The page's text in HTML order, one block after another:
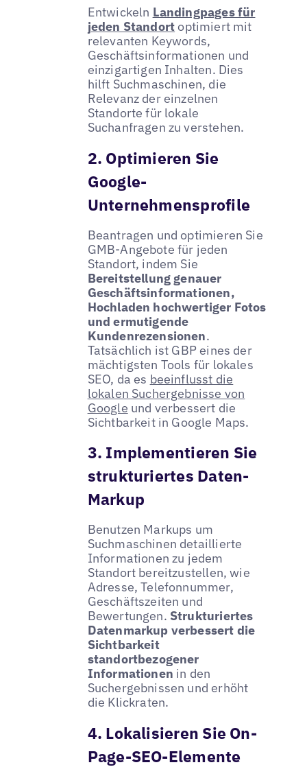
Entwickeln Landingpages für
jeden Standort optimiert mit
relevanten Keywords,
Geschäftsinformationen und
einzigartigen Inhalten. Dies
hilft Suchmaschinen, die
Relevanz der einzelnen
Standorte für lokale
Suchanfragen zu verstehen.
2. Optimieren Sie
Google-
Unternehmensprofile
Beantragen und optimieren Sie
GMB-Angebote für jeden
Standort, indem Sie
Bereitstellung genauer
Geschäftsinformationen,
Hochladen hochwertiger Fotos
und ermutigende
Kundenrezensionen.
Tatsächlich ist GBP eines der
mächtigsten Tools für lokales
SEO, da es beeinflusst die
lokalen Suchergebnisse von
Google und verbessert die
Sichtbarkeit in Google Maps.
3. Implementieren Sie
strukturiertes Daten-
Markup
Benutzen Markups um
Suchmaschinen detaillierte
Informationen zu jedem
Standort bereitzustellen, wie
Adresse, Telefonnummer,
Geschäftszeiten und
Bewertungen. Strukturiertes
Datenmarkup verbessert die
Sichtbarkeit
standortbezogener
Informationen in den
Suchergebnissen und erhöht
die Klickraten.
4. Lokalisieren Sie On-
Page-SEO-Elemente